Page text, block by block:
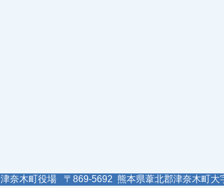
津奈木町役場 〒869-5692 熊本県葦北郡津奈木町大